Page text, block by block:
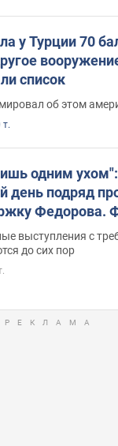
у Турции 70
список
об этом
т.
одним ухом":
день подряд
Федорова.
выступления с
до сих пор